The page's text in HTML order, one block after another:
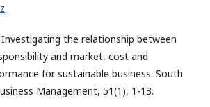
Investigating the relationship between
and market, cost and
for sustainable business. South
Management, 51(1), 1-13.